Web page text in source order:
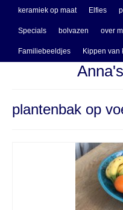
keramiek op maat Elfies
Specials bolvazen over
Familiebeeldjes Kippen van
plantenbak op